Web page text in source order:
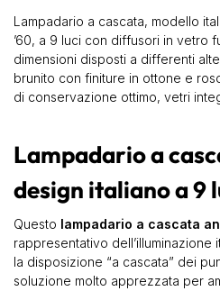
Lampadario a cascata, modello
’60, a 9 luci con diffusori in vetro
dimensioni disposti a differenti
brunito con finiture in ottone e
di conservazione ottimo, vetri
Lampadario a
design italiano a 9
Questo lampadario a cascata
rappresentativo
la disposizione “a cascata” dei
soluzione molto apprezzata per